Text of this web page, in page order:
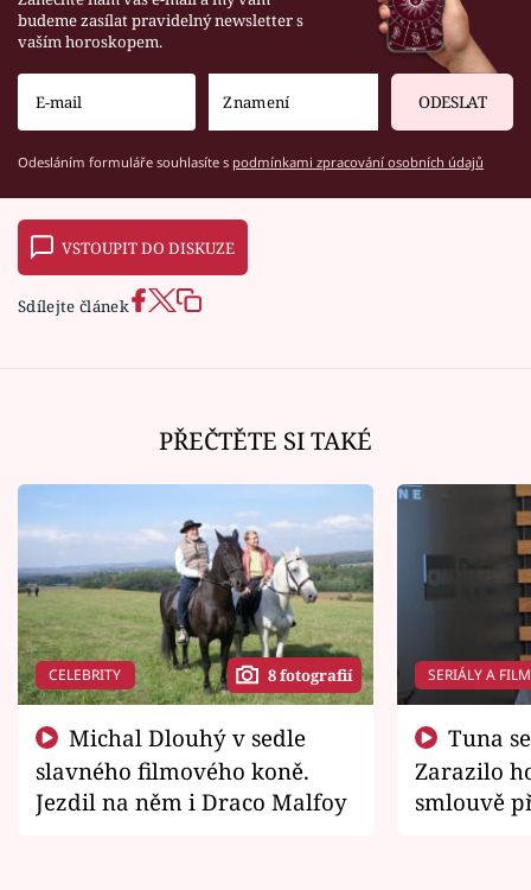
budeme zasílat pravidelný newsletter s
vaším horoskopem.
ODESLAT
Odesláním formuláře souhlasíte s podmínkami zpracování osobních údajů
VSTOUPIT DO DISKUZE
Sdílejte článek
PŘEČTĚTE SI TAKÉ
CELEBRITY 8 fotografií
slavného filmového koně.
Jezdil na něm i Draco Malfoy
SERIÁLY A
Zarazilo
smlouvě